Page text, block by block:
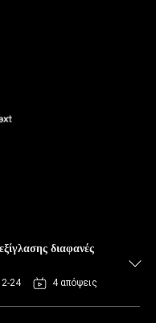
διαφανές
24 4 απόψεις